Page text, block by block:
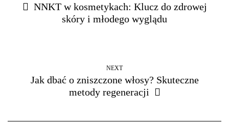
NNKT w kosmetykach: Klucz do zdrowej
skóry i młodego wyglądu
NEXT
Jak dbać o zniszczone włosy? Skuteczne
metody regeneracji